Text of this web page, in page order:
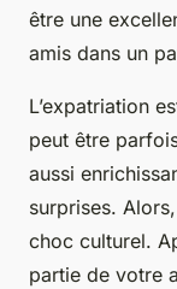
être une
amis dans un
L’expatriation
peut être
aussi
surprises.
choc culturel.
partie de votre